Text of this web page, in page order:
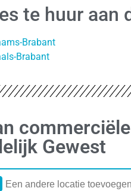
te huur aan
Brabant
Brabant
Gewest